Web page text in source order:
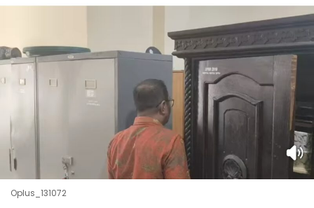
Oplus_131072